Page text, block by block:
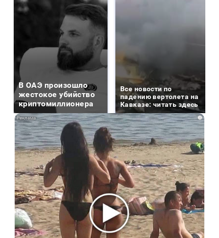
В ОАЭ произошло
жестокое убийство
криптомиллионера
Все новости по
падению вертолета на
Кавказе: читать здесь
i